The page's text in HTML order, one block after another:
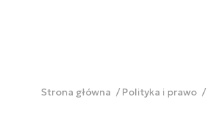
Strona główna Polityka i prawo